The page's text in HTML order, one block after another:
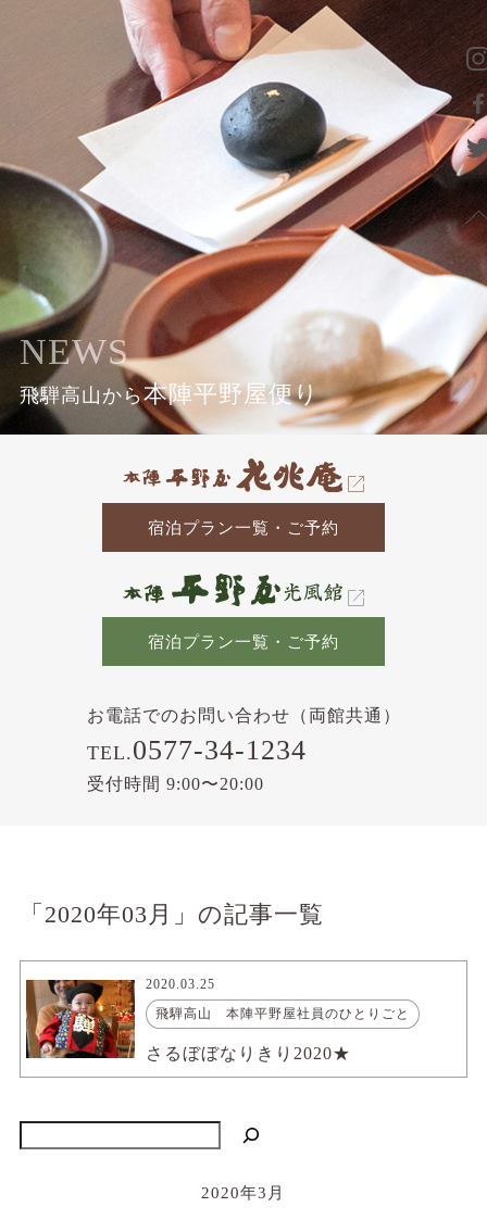
NEWS
飛騨高山から本陣平野屋便り
宿泊プラン一覧・ご予約
宿泊プラン一覧・ご予約
お電話でのお問い合わせ（両館共通）
TEL.0577-34-1234
受付時間 9:00〜20:00
「2020年03月」の記事一覧
2020.03.25
飛騨高山 本陣平野屋社員のひとりごと
さるぼぼなりきり2020★
2020年3月